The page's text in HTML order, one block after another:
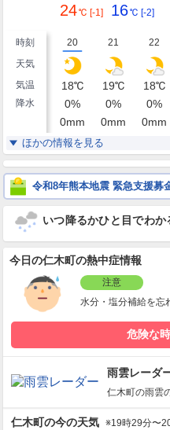
24℃ [-1] 16℃ [-2]
時刻 20 21 22
天気
気温
18℃ 19℃ 18℃
降水 0% 0% 0%
0mm 0mm 0mm
湿度 89 %
風
南
1m/s
西北西
1m/s
南西
1m/s
ほかの情報を見る
令和8年熊本地震 緊急支援募
いつ降るかひと目でわ
今日の仁木町の熱中症情報
注意
水分・塩分補給を忘
危険な
雨雲レーダ
仁木町の雨雲
仁木町の今の天気 ※19時29分〜